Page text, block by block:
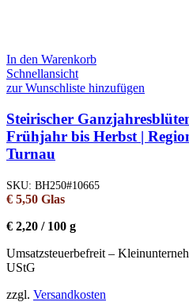
In den Warenkorb
Schnellansicht
zur Wunschliste hinzufügen
Steirischer
Frühjahr bis Herbst |
Turnau
SKU: BH250#10665
€ 5,50 Glas
€ 2,20 / 100 g
Umsatzsteuerbefreit –
UStG
zzgl. Versandkosten